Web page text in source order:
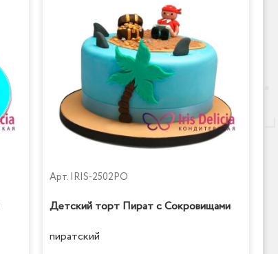
Арт. IRIS-2502PO
Детский торт Пират с Сокровищами
пиратский